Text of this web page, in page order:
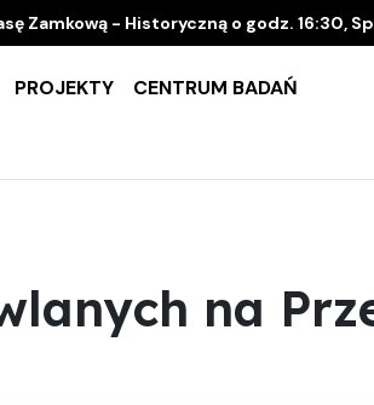
Zamkową - Historyczną o godz. 16:30,
PROJEKTY
CENTRUM BADAŃ
na